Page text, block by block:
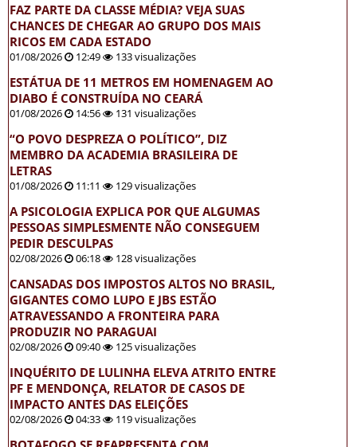
FAZ PARTE DA CLASSE MÉDIA? VEJA SUAS
CHANCES DE CHEGAR AO GRUPO DOS MAIS
RICOS EM CADA ESTADO
01/08/2026 12:49 133 visualizações
ESTÁTUA DE 11 METROS EM HOMENAGEM AO
DIABO É CONSTRUÍDA NO CEARÁ
01/08/2026 14:56 131 visualizações
“O POVO DESPREZA O POLÍTICO”, DIZ
MEMBRO DA ACADEMIA BRASILEIRA DE
LETRAS
01/08/2026 11:11 129 visualizações
A PSICOLOGIA EXPLICA POR QUE ALGUMAS
PESSOAS SIMPLESMENTE NÃO CONSEGUEM
PEDIR DESCULPAS
02/08/2026 06:18 128 visualizações
CANSADAS DOS IMPOSTOS ALTOS NO BRASIL,
GIGANTES COMO LUPO E JBS ESTÃO
ATRAVESSANDO A FRONTEIRA PARA
PRODUZIR NO PARAGUAI
02/08/2026 09:40 125 visualizações
INQUÉRITO DE LULINHA ELEVA ATRITO ENTRE
PF E MENDONÇA, RELATOR DE CASOS DE
IMPACTO ANTES DAS ELEIÇÕES
02/08/2026 04:33 119 visualizações